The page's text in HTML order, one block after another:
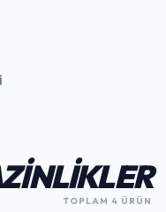
TOPLAM 4 ÜRÜN